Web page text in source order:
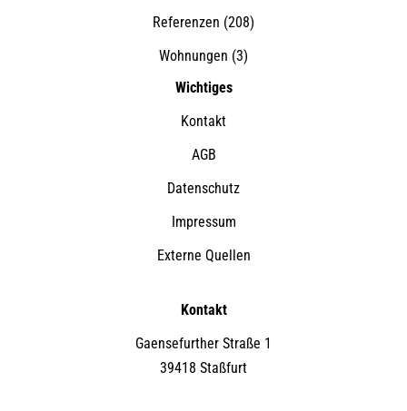
Referenzen (208)
Wohnungen (3)
Wichtiges
Kontakt
AGB
Datenschutz
Impressum
Externe Quellen
Kontakt
Gaensefurther Straße 1
39418 Staßfurt